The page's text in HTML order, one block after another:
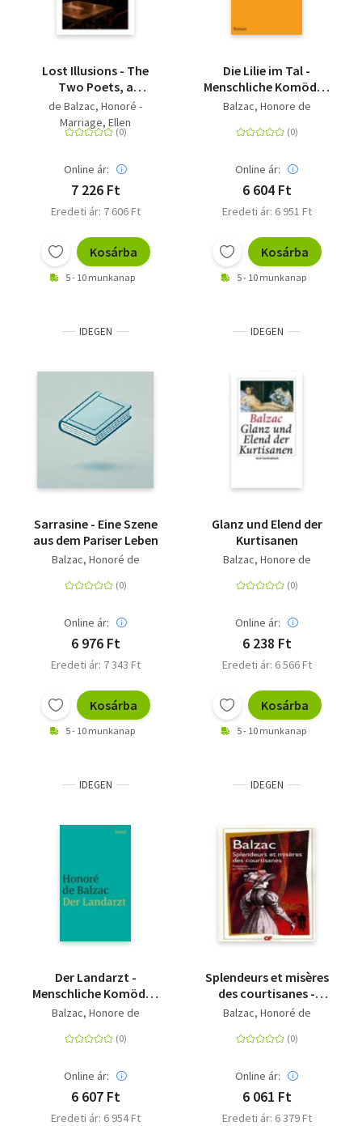
Lost Illusions - The
Two Poets, a
Distinguished
Provincial at Paris, Eve
and David
de Balzac, Honoré -
Marriage, Ellen
Online ár:
7 226 Ft
Eredeti ár: 7 606 Ft
Kosárba
5 - 10 munkanap
Die Lilie im Tal -
Menschliche Komödie.
Die großen Romane
Balzac, Honore de
Online ár:
6 604 Ft
Eredeti ár: 6 951 Ft
Kosárba
5 - 10 munkanap
IDEGEN
Sarrasine - Eine Szene
aus dem Pariser Leben
Balzac, Honoré de
Online ár:
6 976 Ft
Eredeti ár: 7 343 Ft
Kosárba
5 - 10 munkanap
IDEGEN
Glanz und Elend der
Kurtisanen
Balzac, Honore de
Online ár:
6 238 Ft
Eredeti ár: 6 566 Ft
Kosárba
5 - 10 munkanap
IDEGEN
Der Landarzt -
Menschliche Komödie.
Die großen Romane
Balzac, Honore de
Online ár:
6 607 Ft
Eredeti ár: 6 954 Ft
IDEGEN
Splendeurs et misères
des courtisanes -
Roman
Balzac, Honoré de
Online ár:
6 061 Ft
Eredeti ár: 6 379 Ft